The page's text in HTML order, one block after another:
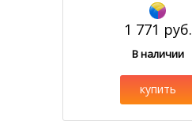
1 771 руб.
В наличии
купить